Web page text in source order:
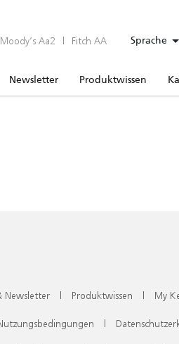
Moody’s Aa2 | Fitch AA Sprache
Newsletter Produktwissen
Newsletter | Produktwissen | My
|